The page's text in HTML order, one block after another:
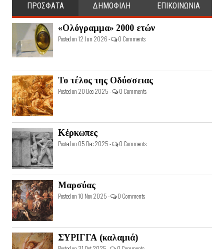
ΠΡΟΣΦΑΤΑ ΔΗΜΟΦΙΛΗ ΕΠΙΚΟΙΝΩΝΙΑ
«Ολόγραμμα» 2000 ετών
Posted on 12 Jun 2026 - 0 Comments
Το τέλος της Οδύσσειας
Posted on 20 Dec 2025 - 0 Comments
Κέρκωπες
Posted on 05 Dec 2025 - 0 Comments
Μαρσύας
Posted on 10 Nov 2025 - 0 Comments
ΣΥΡΙΓΓΑ (καλαμιά)